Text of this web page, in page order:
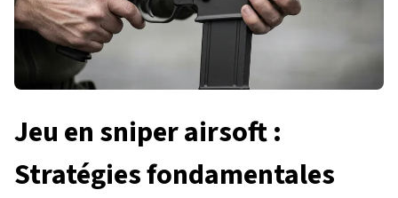
Jeu en sniper airsoft :
Stratégies fondamentales